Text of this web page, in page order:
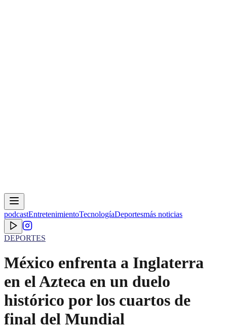
podcastEntretenimientoTecnologíaDeportesmás noticias
DEPORTES
México enfrenta a Inglaterra
en el Azteca en un duelo
histórico por los cuartos de
final del Mundial